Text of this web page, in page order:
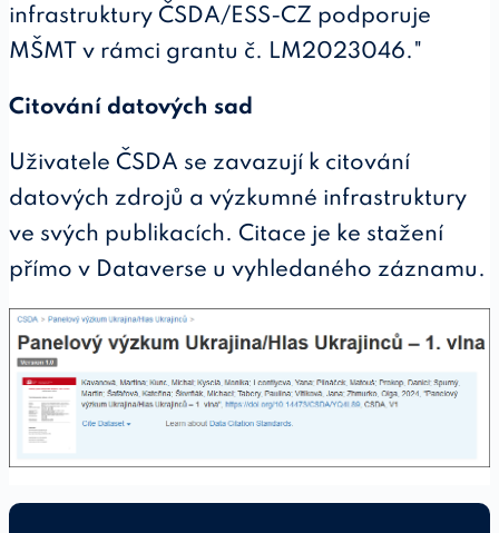
infrastruktury ČSDA/ESS-CZ podporuje
MŠMT v rámci grantu č. LM2023046."
Citování datových sad
Uživatele ČSDA se zavazují k citování
datových zdrojů a výzkumné infrastruktury
ve svých publikacích. Citace je ke stažení
přímo v Dataverse u vyhledaného záznamu.